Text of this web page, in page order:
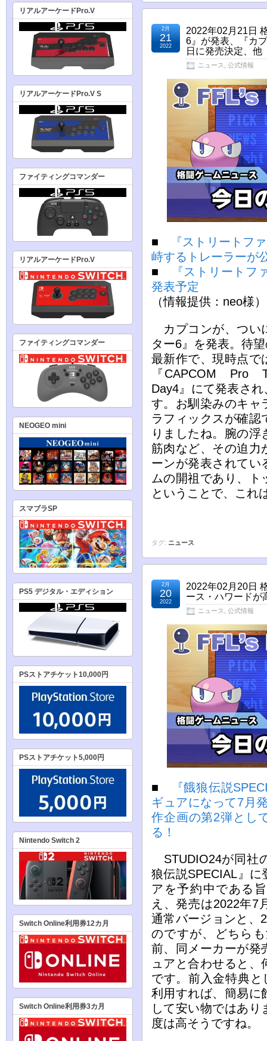
2022年02月21日
6』が発表、『カ
日に発売決定、他
ニュース 公式情報
2月
21
2022
■
『ストリートフ
峙するトレーラーが
■
『ストリートフ
発表予定
（情報提供：neo様）
カプコンが、つい
ター6』を発表。待
最新作で、現時点で
『CAPCOM
Day4』にて発表さ
す。お馴染みのキャ
ラフィックスが確認
りましたね。腕の
筋肉など、その迫力
ーンが発表されてい
ムの開祖であり、
ということで、これ
タグ: ニュース
2022年02月20日
ース・ハワードが
ニュース 公式情報
2月
20
2022
■
『餓狼伝説
ギュアになって7月
作企画の第2弾とし
る！
STUDIO24が同社
狼伝説SPECIAL』
アを予約中である
え、発売は2022年7
通常バージョンと、
のですが、どちら
前、同メーカーが発
ュアと合わせると、
です。前入金特典と
利用すれば、簡易に
して安い物ではあ
度は高そうですね。
リアルアーケードPro.V
リアルアーケードPro.V S
ファイティングコマンダー
リアルアーケードPro.V
ファイティングコマンダー
NEOGEO mini
スマブラSP
PS5 デジタル・エディション
PSストアチケット10,000円
PSストアチケット5,000円
Nintendo Switch 2
Switch Online利用券12カ月
Switch Online利用券3カ月